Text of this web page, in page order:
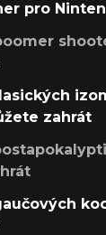
pro
zahrát